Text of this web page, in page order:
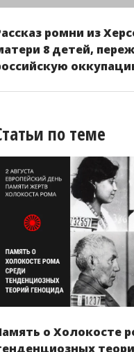
ромни из
8 детей,
по теме
о Холокосте